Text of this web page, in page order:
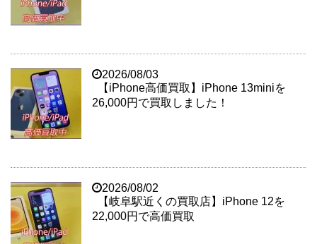
2026/08/03
【iPhone高価買取】iPhone 13miniを
26,000円で買取しました！
2026/08/02
【岐阜駅近くの買取店】iPhone 12を
22,000円で高価買取